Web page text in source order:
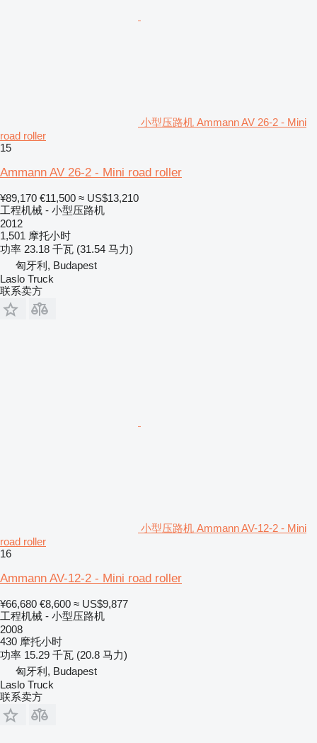
小型压路机 Ammann AV 26-2 - Mini
road roller
15
Ammann AV 26-2 - Mini road roller
¥89,170 €11,500 ≈ US$13,210
工程机械 - 小型压路机
2012
1,501 摩托小时
功率 23.18 千瓦 (31.54 马力)
匈牙利, Budapest
Laslo Truck
联系卖方
小型压路机 Ammann AV-12-2 - Mini
road roller
16
Ammann AV-12-2 - Mini road roller
¥66,680 €8,600 ≈ US$9,877
工程机械 - 小型压路机
2008
430 摩托小时
功率 15.29 千瓦 (20.8 马力)
匈牙利, Budapest
Laslo Truck
联系卖方